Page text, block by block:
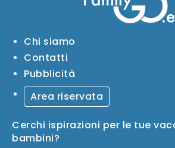
Chi siamo
Contatti
Pubblicità
Area riservata
Cerchi ispirazioni per le tue
bambini?